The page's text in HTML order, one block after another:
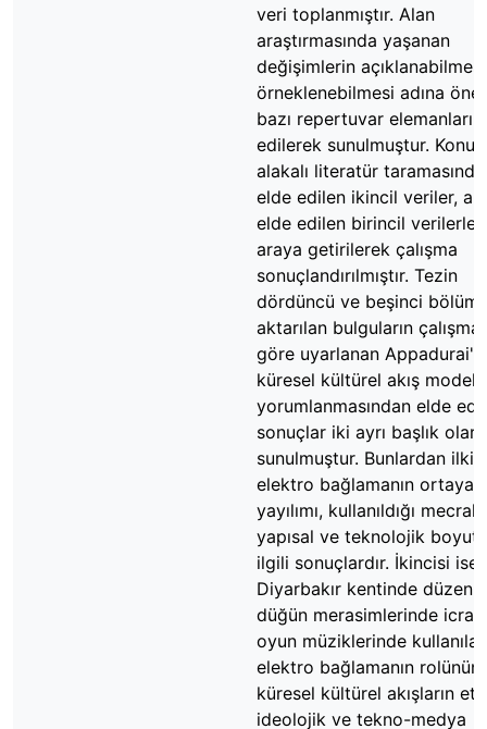
veri toplanmıştır. Alan
araştırmasında yaşanan
değişimlerin
örneklenebilmesi adına öne
bazı repertuvar elemanları
edilerek sunulmuştur.
alakalı literatür
elde edilen ikincil veriler,
elde edilen birincil verilerle
araya getirilerek çalışma
sonuçlandırılmıştır. Tezin
dördüncü ve beşinci
aktarılan bulguların
göre uyarlanan
küresel kültürel akış modeli
yorumlanmasından elde
sonuçlar iki ayrı başlık
sunulmuştur. Bunlardan ilki
elektro bağlamanın ortaya
yayılımı, kullanıldığı
yapısal ve teknolojik
ilgili sonuçlardır. İkincisi ise,
Diyarbakır kentinde
düğün merasimlerinde icra
oyun müziklerinde kullanılan
elektro bağlamanın rolünün,
küresel kültürel akışların
ideolojik ve tekno-medya